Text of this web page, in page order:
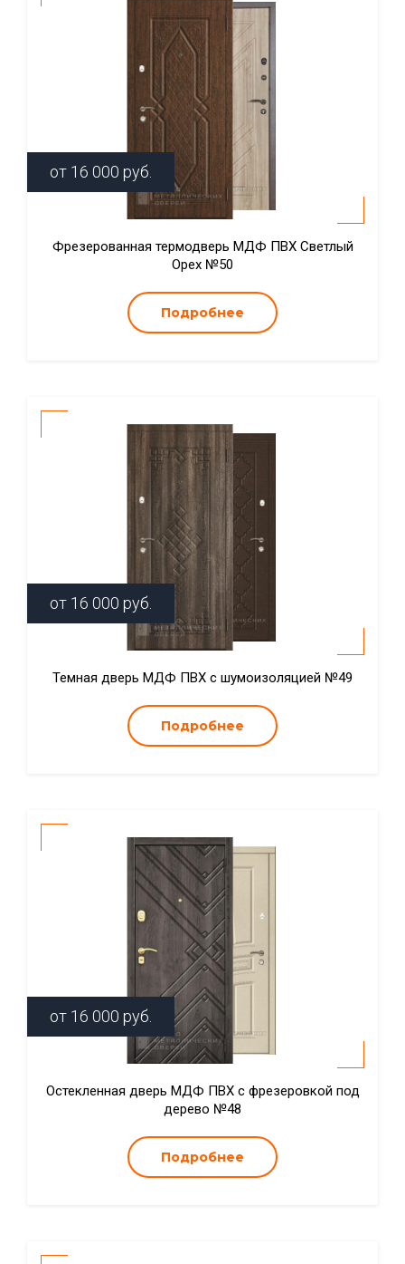
от 16 000 руб.
Фрезерованная термодверь МДФ ПВХ Светлый
Орех №50
Подробнее
от 16 000 руб.
Темная дверь МДФ ПВХ с шумоизоляцией №49
Подробнее
от 16 000 руб.
Остекленная дверь МДФ ПВХ с фрезеровкой под
дерево №48
Подробнее